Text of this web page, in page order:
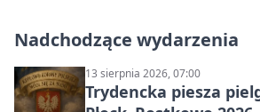
Nadchodzące wydarzenia
13 sierpnia 2026, 07:00
Trydencka piesza